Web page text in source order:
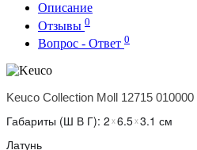
Описание
Отзывы 0
Вопрос - Ответ 0
Keuco Collection Moll 12715 010000
Габариты (Ш В Г): 2 x6.5x3.1 см
Латунь